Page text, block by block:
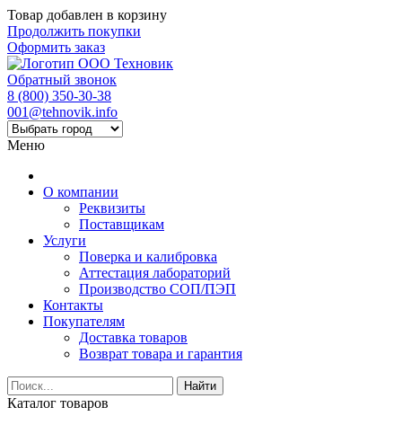
Товар добавлен в корзину
Продолжить покупки
Оформить заказ
Обратный звонок
8 (800) 350-30-38
001@tehnovik.info
Меню
О компании
Реквизиты
Поставщикам
Услуги
Поверка и калибровка
Аттестация лабораторий
Производство СОП/ПЭП
Контакты
Покупателям
Доставка товаров
Возврат товара и гарантия
Найти
Каталог товаров